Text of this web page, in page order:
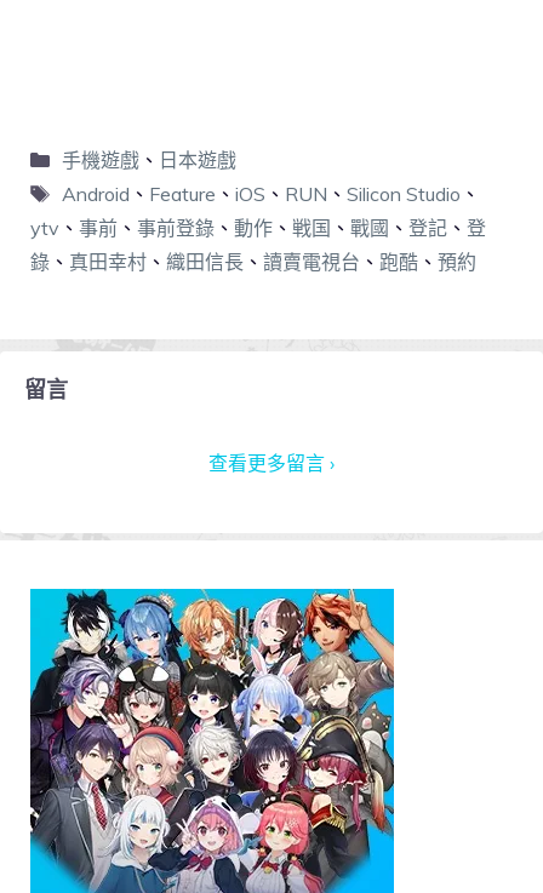
手機遊戲、 日本遊戲
Android 、 Feature 、 iOS 、 RUN 、 Silicon Studio 、
ytv 、 事前 、 事前登錄 、 動作 、 戦国 、 戰國 、 登記 、 登
錄 、 真田幸村 、 織田信長 、 讀賣電視台 、 跑酷 、 預約
留言
查看更多留言 ›